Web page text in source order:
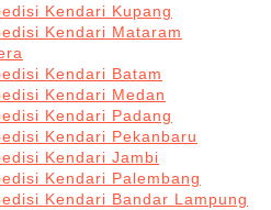
Kendari Kupang
Kendari Mataram
Kendari Batam
Kendari Medan
Kendari Padang
Kendari Pekanbaru
Kendari Jambi
Kendari Palembang
Kendari Bandar Lampung